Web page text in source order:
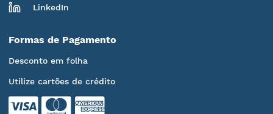
LinkedIn
Formas de Pagamento
Desconto em folha
Utilize cartões de crédito